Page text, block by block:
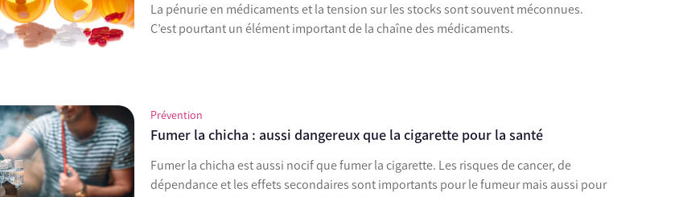
La pénurie en médicaments et la tension sur les stocks sont souvent méconnues.
C’est pourtant un élément important de la chaîne des médicaments.
Prévention
Fumer la chicha : aussi dangereux que la cigarette pour la santé
Fumer la chicha est aussi nocif que fumer la cigarette. Les risques de cancer, de
dépendance et les effets secondaires sont importants pour le fumeur mais aussi pour